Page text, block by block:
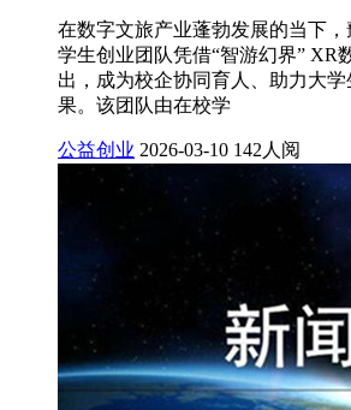
在数字文旅产业蓬勃发展的当下
学生创业团队凭借“智游幻界” XR
出，成为校企协同育人、助力大
果。该团队由在校学
公益创业 2026-03-10 142人阅